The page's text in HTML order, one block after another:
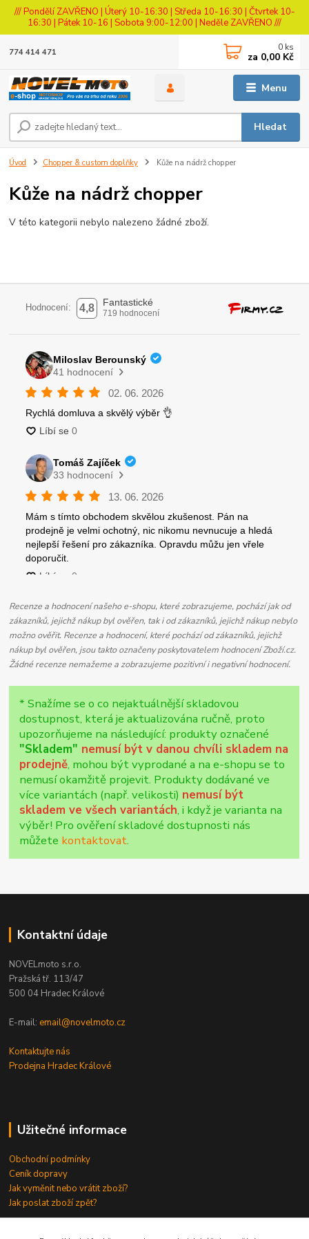
/// Pondělí ZAVŘENO | Úterý 10-16:30 | Středa 10-16:30 | Čtvrtek 10-
16:30 | Pátek 10-16 | Sobota 9:00-12:00 | Neděle ZAVŘENO ///
Menu
Hledat
774 414 471 0 ks
za 0,00 Kč
Úvod Chopper & custom doplňky Kůže na nádrž chopper
Kůže na nádrž chopper
V této kategorii nebylo nalezeno žádné zboží.
Recenze a hodnocení našeho e-shopu, které zobrazujeme, pochází jak od
zákazníků, jejichž nákup byl ověřen, tak i od zákazníků, jejichž nákup nebylo
možno ověřit. Recenze a hodnocení, které pochází od zákazníků, jejichž
nákup byl ověřen, jsou takto označeny poskytovatelem hodnocení Zboží.cz.
Žádné recenze nemažeme a zobrazujeme pozitivní i negativní hodnocení.
* Snažíme se o co nejaktuálnější skladovou
dostupnost, která je aktualizována ručně, proto
upozorňujeme na následující: produkty označené
"Skladem" nemusí být v danou chvíli skladem na
prodejně, mohou být vyprodané a na e-shopu se to
nemusí okamžitě projevit. Produkty dodávané ve
více variantách (např. velikosti) nemusí být
skladem ve všech variantách, i když je varianta na
výběr! Pro ověření skladové dostupnosti nás
můžete kontaktovat.
Kontaktní údaje
NOVELmoto s.r.o.
Pražská tř. 113/47
500 04 Hradec Králové
E-mail: email@novelmoto.cz
Kontaktujte nás
Prodejna Hradec Králové
Užitečné informace
Obchodní podmínky
Ceník dopravy
Jak vyměnit nebo vrátit zboží?
Jak poslat zboží zpět?